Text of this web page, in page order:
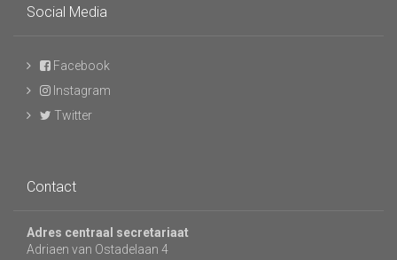
Social Media
Facebook
Instagram
Twitter
Contact
Adres centraal secretariaat
Adriaen van Ostadelaan 4